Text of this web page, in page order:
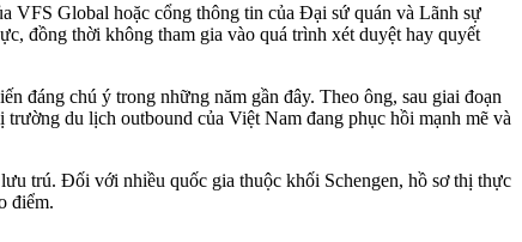
VFS Global hoặc cổng thông tin của Đại sứ quán và Lãnh sự
đồng thời không tham gia vào quá trình xét duyệt hay quyết
đáng chú ý trong những năm gần đây. Theo ông, sau giai đoạn
du lịch outbound của Việt Nam đang phục hồi mạnh mẽ và
trú. Đối với nhiều quốc gia thuộc khối Schengen, hồ sơ thị thực
điểm.